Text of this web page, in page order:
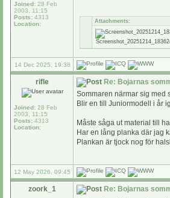
Joined: 28 Feb
2003, 11:15
Posts: 4313
Location:
Attachments:
14 Dec 2025, 19:38
rifle
Joined: 28 Feb
2003, 11:15
Posts: 4313
Location:
Re: Bojarnas
Sommaren närmar sig med
Blir en till Juniormodell i år
Måste såga ut material till
Har en lång planka där jag
Plankan är tjock nog för
12 May 2026, 09:45
zoork_1
Re: Bojarnas